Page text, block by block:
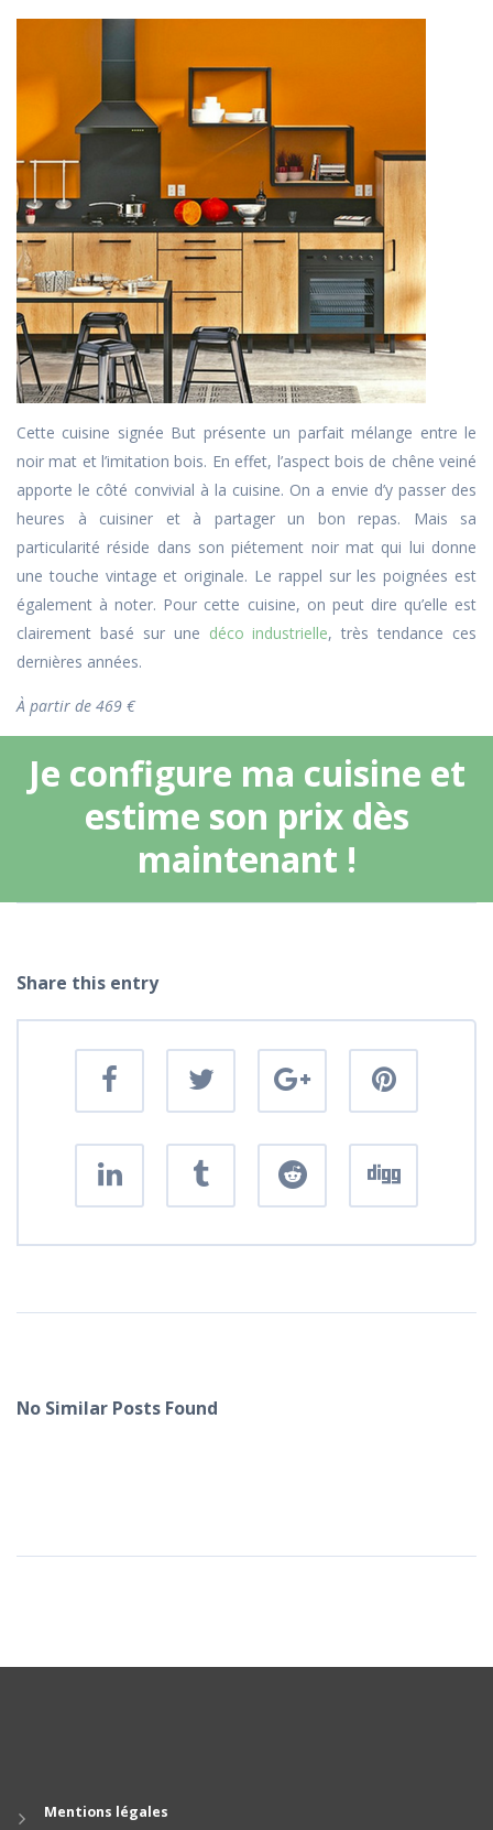
Cette cuisine signée But présente un parfait mélange entre le
noir mat et l’imitation bois. En effet, l’aspect bois de chêne veiné
apporte le côté convivial à la cuisine. On a envie d’y passer des
heures à cuisiner et à partager un bon repas. Mais sa
particularité réside dans son piétement noir mat qui lui donne
une touche vintage et originale. Le rappel sur les poignées est
également à noter. Pour cette cuisine, on peut dire qu’elle est
clairement basé sur une déco industrielle, très tendance ces
dernières années.
À partir de 469 €
Je configure ma cuisine et
estime son prix dès
maintenant !
Share this entry
No Similar Posts Found
Mentions légales